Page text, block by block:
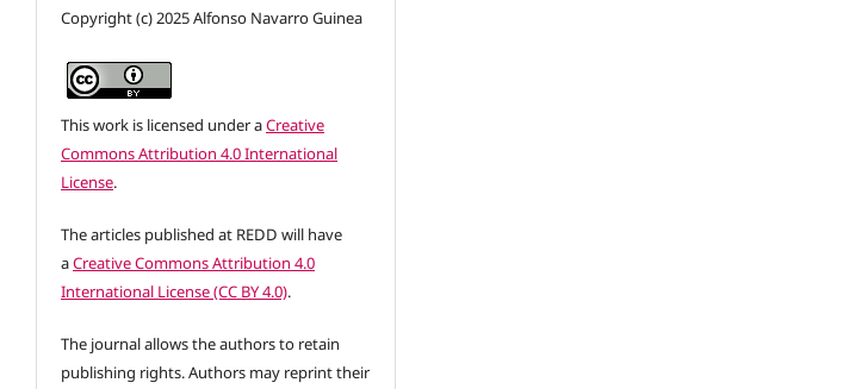
Copyright (c) 2025 Alfonso Navarro Guinea
This work is licensed under aCreative
Commons Attribution 4.0 International
License.
The articles published at REDD will have
aCreative Commons Attribution 4.0
International License (CC BY 4.0).
The journal allows the authors to retain
publishing rights. Authors may reprint their